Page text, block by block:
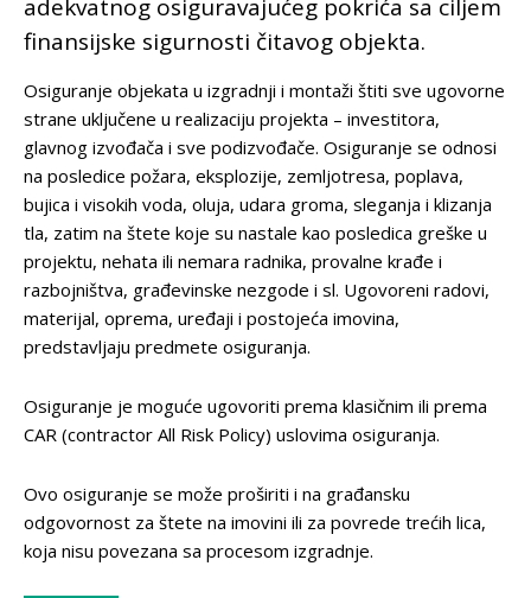
adekvatnog osiguravajućeg pokrića sa ciljem
finansijske sigurnosti čitavog objekta.
Osiguranje objekata u izgradnji i montaži štiti sve ugovorne
strane uključene u realizaciju projekta – investitora,
glavnog izvođača i sve podizvođače. Osiguranje se odnosi
na posledice požara, eksplozije, zemljotresa, poplava,
bujica i visokih voda, oluja, udara groma, sleganja i klizanja
tla, zatim na štete koje su nastale kao posledica greške u
projektu, nehata ili nemara radnika, provalne krađe i
razbojništva, građevinske nezgode i sl. Ugovoreni radovi,
materijal, oprema, uređaji i postojeća imovina,
predstavljaju predmete osiguranja.
Osiguranje je moguće ugovoriti prema klasičnim ili prema
CAR (contractor All Risk Policy) uslovima osiguranja.
Ovo osiguranje se može proširiti i na građansku
odgovornost za štete na imovini ili za povrede trećih lica,
koja nisu povezana sa procesom izgradnje.